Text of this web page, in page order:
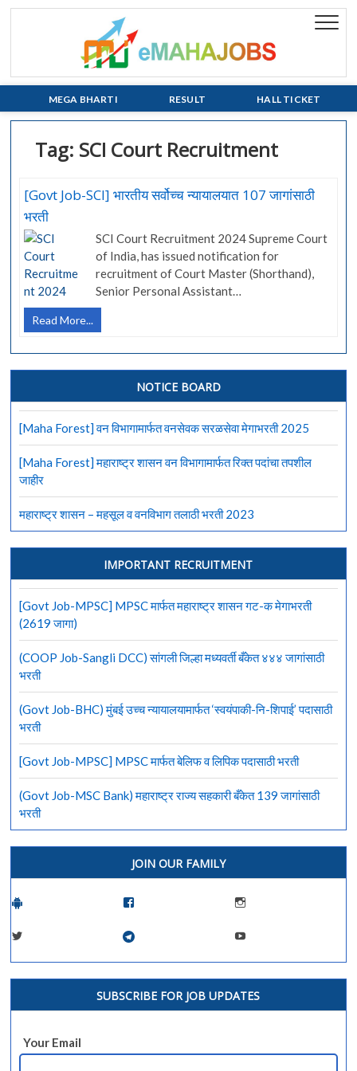
Skip
MEGA BHARTI RESULT HALL TICKET
Tag: SCI Court Recruitment
[Govt Job-SCI] भारतीय सर्वोच्च न्यायालयात 107 जागांसाठी
भरती
SCI Court Recruitment 2024 Supreme Court
of India, has issued notification for
recruitment of Court Master (Shorthand),
Senior Personal Assistant…
Read More...
Job-
SCI]
भारतीय
न्यायालयात
जागांसाठी
NOTICE BOARD
[Maha Forest] वन विभागामार्फत वनसेवक सरळसेवा मेगाभरती 2025
[Maha Forest] महाराष्ट्र शासन वन विभागामार्फत रिक्त पदांचा तपशील
जाहीर
महाराष्ट्र शासन – महसूल व वनविभाग तलाठी भरती 2023
IMPORTANT RECRUITMENT
[Govt Job-MPSC] MPSC मार्फत महाराष्ट्र शासन गट-क मेगाभरती
(2619 जागा)
(COOP Job-Sangli DCC) सांगली जिल्हा मध्यवर्ती बँकेत ४४४ जागांसाठी
भरती
(Govt Job-BHC) मुंबई उच्च न्यायालयामार्फत ‘स्वयंपाकी-नि-शिपाई’ पदासाठी
भरती
[Govt Job-MPSC] MPSC मार्फत बेलिफ व लिपिक पदासाठी भरती
(Govt Job-MSC Bank) महाराष्ट्र राज्य सहकारी बँकेत 139 जागांसाठी
भरती
JOIN OUR FAMILY
SUBSCRIBE FOR JOB UPDATES
Your Email